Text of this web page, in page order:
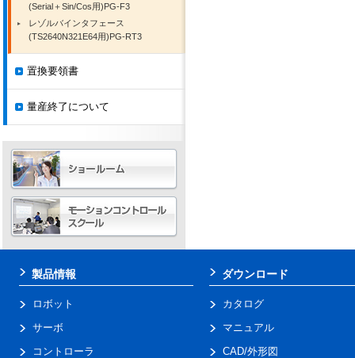
(Serial＋Sin/Cos用)PG-F3
レゾルバインタフェース
(TS2640N321E64用)PG-RT3
置換要領書
量産終了について
製品情報
ロボット
サーボ
コントローラ
ダウンロード
カタログ
マニュアル
CAD/外形図